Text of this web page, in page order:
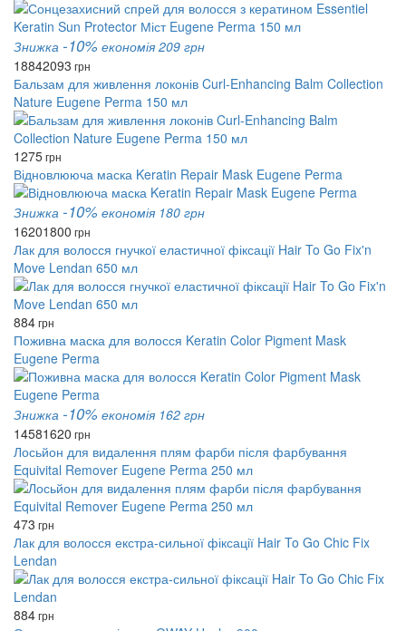
Знижка -10% економія 209 грн
18842093 грн
Бальзам для живлення локонів Curl-Enhancing Balm Collection
Nature Eugene Perma 150 мл
1275грн
Відновлююча маска Keratin Repair Mask Eugene Perma
Знижка -10% економія 180 грн
16201800 грн
Лак для волосся гнучкої еластичної фіксації Hair To Go Fix'n
Move Lendan 650 мл
884грн
Поживна маска для волосся Keratin Color Pigment Mask
Eugene Perma
Знижка -10% економія 162 грн
14581620 грн
Лосьйон для видалення плям фарби після фарбування
Equivital Remover Eugene Perma 250 мл
473 грн
Лак для волосся екстра-сильної фіксації Hair To Go Chic Fix
Lendan
884грн